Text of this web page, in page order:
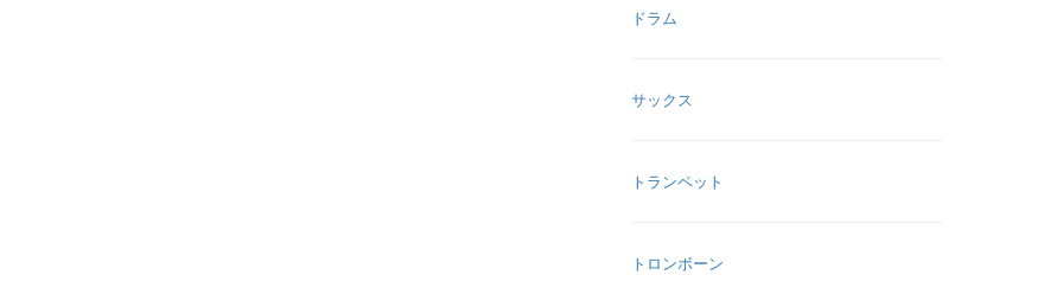
ドラム
サックス
トランペット
トロンボーン